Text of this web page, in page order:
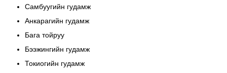
Самбуугийн гудамж
Анкарагийн гудамж
Бага тойруу
Бээжингийн гудамж
Токиогийн гудамж